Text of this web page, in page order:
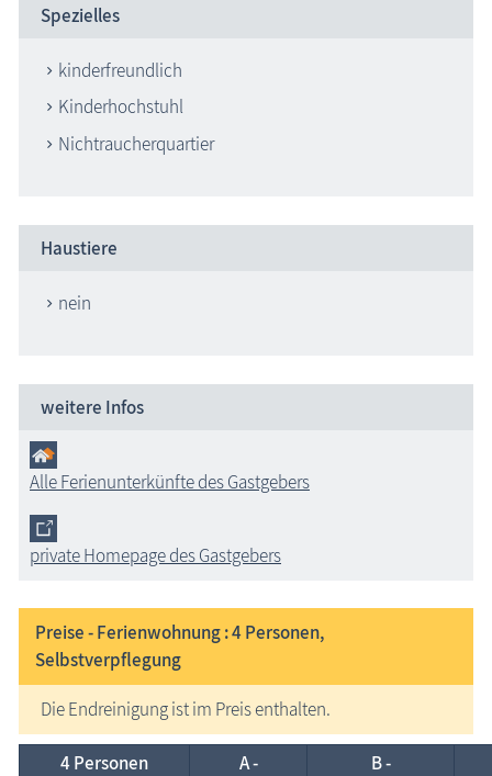
Spezielles
kinderfreundlich
Kinderhochstuhl
Nichtraucherquartier
Haustiere
nein
weitere Infos
Alle Ferienunterkünfte des Gastgebers
private Homepage des Gastgebers
Preise - Ferienwohnung : 4Personen,
Selbstverpflegung
Die Endreinigung ist im Preis enthalten.
4 Personen
A -
B -